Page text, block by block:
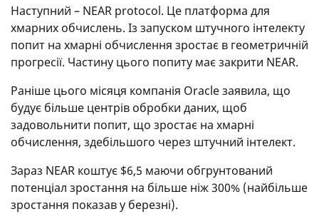
Наступний – NEAR protocol. Це платформа для
хмарних обчислень. Із запуском штучного інтелекту
попит на хмарні обчислення зростає в геометричній
прогресії. Частину цього попиту має закрити NEAR.
Раніше цього місяця компанія Oracle заявила, що
будує більше центрів обробки даних, щоб
задовольнити попит, що зростає на хмарні
обчислення, здебільшого через штучний інтелект.
Зараз NEAR коштує $6,5 маючи обгрунтований
потенціал зростання на більше ніж 300% (найбільше
зростання показав у березні).